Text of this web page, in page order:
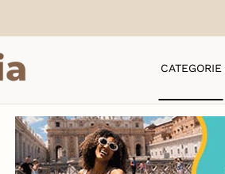
CATEGORIE